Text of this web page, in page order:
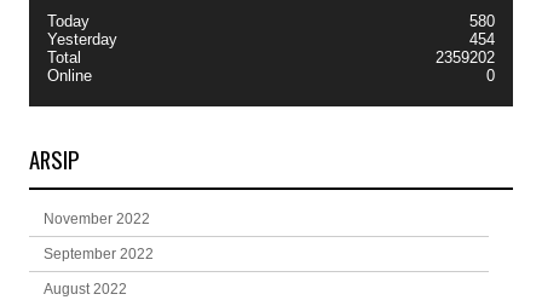
Today
Yesterday
Total
Online
580
454
2359202
0
ARSIP
November 2022
September 2022
August 2022